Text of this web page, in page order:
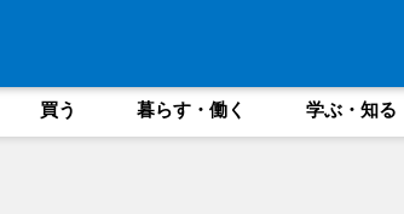
買う 暮らす・働く 学ぶ・知る